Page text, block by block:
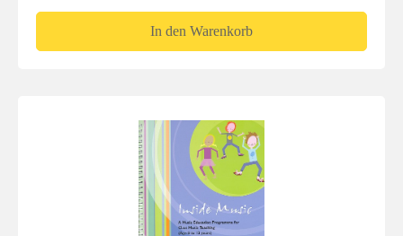
In den Warenkorb